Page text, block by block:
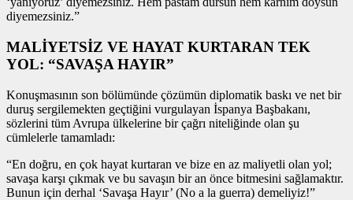
diyemezsiniz.”
MALİYETSİZ VE HAYAT KURTARAN TEK
YOL: “SAVAŞA HAYIR”
Konuşmasının son bölümünde çözümün diplomatik baskı ve net bir
duruş sergilemekten geçtiğini vurgulayan İspanya Başbakanı,
sözlerini tüm Avrupa ülkelerine bir çağrı niteliğinde olan şu
cümlelerle tamamladı:
“En doğru, en çok hayat kurtaran ve bize en az maliyetli olan yol;
savaşa karşı çıkmak ve bu savaşın bir an önce bitmesini sağlamaktır.
Bunun için derhal ‘Savaşa Hayır’ (No a la guerra) demeliyiz!”